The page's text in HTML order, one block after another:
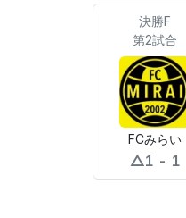
決勝F
第2試合
FCみらい
△1 - 1